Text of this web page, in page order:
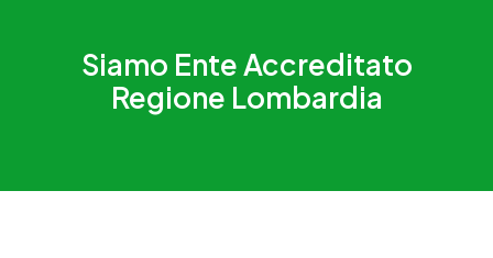
Siamo Ente Accreditato
Regione Lombardia